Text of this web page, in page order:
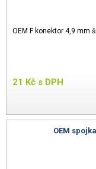
OEM F konektor 4,9 mm
21 Kč s DPH
OEM